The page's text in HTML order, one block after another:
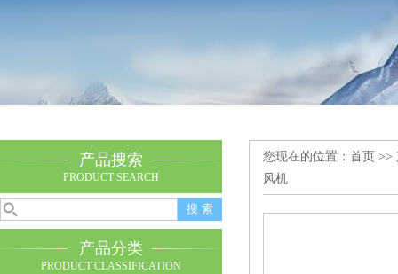
产品搜索
PRODUCT SEARCH
产品分类
PRODUCT CLASSIFICATION
您现在的位置： 首页 >>
风机